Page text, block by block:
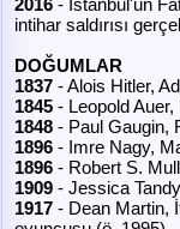
2016 - İstanbul'un
intihar saldırısı
DOĞUMLAR
1837 - Alois Hitler,
1845 - Leopold
1848 - Paul Gaugin,
1896 - Imre Nagy,
1896 - Robert S.
1909 - Jessica
1917 - Dean Martin,